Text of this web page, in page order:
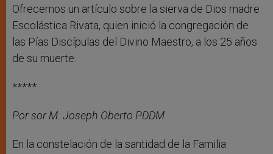
Ofrecemos un artículo sobre la sierva de Dios madre
Escolástica Rivata, quien inició la congregación de
las Pías Discípulas del Divino Maestro, a los 25 años
de su muerte.
*****
Por sorM. Joseph Oberto PDDM
En la constelación de la santidad de la Familia